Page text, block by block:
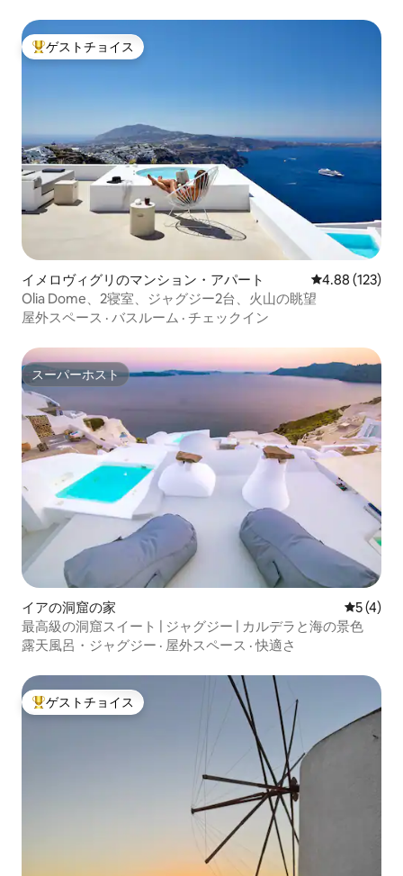
大好評のゲストチョイスです。
ゲストチョイス
イメロヴィグリのマンション・アパート レビュー123
4.88 (123)
Olia Dome、2寝室、ジャグジー2台、火山の眺望
屋外スペース · バスルーム · チェックイン
スーパーホスト
スーパーホスト
イアの洞窟の家 レビュー
5 (4)
最高級の洞窟スイート | ジャグジー | カルデラと海の景色
露天風呂・ジャグジー · 屋外スペース ·快適さ
大好評のゲストチョイスです。
ゲストチョイス